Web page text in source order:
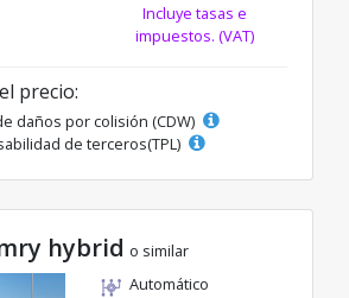
Incluye tasas e
impuestos. (VAT)
precio:
daños por colisión (CDW)
de terceros(TPL)
hybrid o similar
Automático